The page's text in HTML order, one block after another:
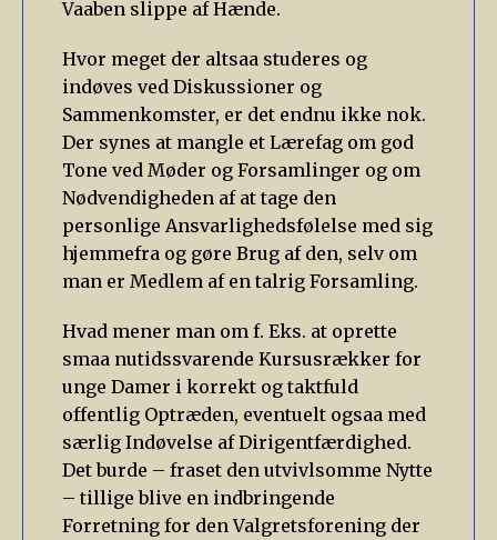
Vaaben slippe af Hænde.
Hvor meget der altsaa studeres og
indøves ved Diskussioner og
Sammenkomster, er det endnu ikke nok.
Der synes at mangle et Lærefag om god
Tone ved Møder og Forsamlinger og om
Nødvendigheden af at tage den
personlige Ansvarlighedsfølelse med sig
hjemmefra og gøre Brug af den, selv om
man er Medlem af en talrig Forsamling.
Hvad mener man om f. Eks. at oprette
smaa nutidssvarende Kursusrækker for
unge Damer i korrekt og taktfuld
offentlig Optræden, eventuelt ogsaa med
særlig Indøvelse af Dirigentfærdighed.
Det burde – fraset den utvivlsomme Nytte
– tillige blive en indbringende
Forretning for den Valgretsforening der